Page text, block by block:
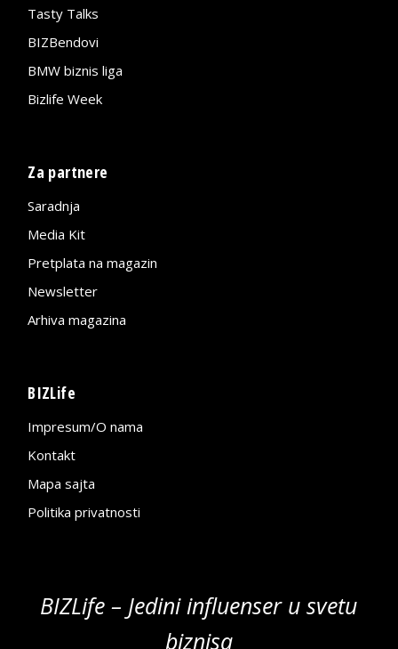
Tasty Talks
BIZBendovi
BMW biznis liga
Bizlife Week
Za partnere
Saradnja
Media Kit
Pretplata na magazin
Newsletter
Arhiva magazina
BIZLife
Impresum/O nama
Kontakt
Mapa sajta
Politika privatnosti
BIZLife – Jedini influenser u svetu
biznisa